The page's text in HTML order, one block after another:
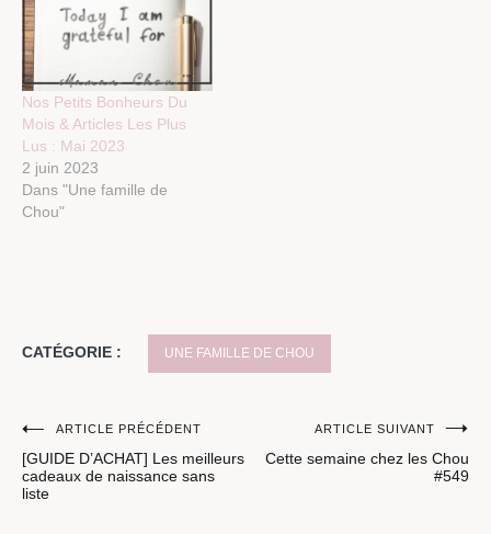
Nos Petits Bonheurs Du
Mois & Articles Les Plus
Lus : Mai 2023
2 juin 2023
Dans "Une famille de
Chou"
CATÉGORIE : UNE FAMILLE DE CHOU
Navigation
de
ARTICLE PRÉCÉDENT
[GUIDE D’ACHAT] Les meilleurs
cadeaux de naissance sans
liste
ARTICLE SUIVANT
Cette semaine chez les Chou
#549